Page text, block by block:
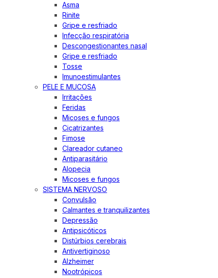
Asma
Rinite
Gripe e resfriado
Infecção respiratória
Descongestionantes nasal
Gripe e resfriado
Tosse
Imunoestimulantes
PELE E MUCOSA
Irritações
Feridas
Micoses e fungos
Cicatrizantes
Fimose
Clareador cutaneo
Antiparasitário
Alopecia
Micoses e fungos
SISTEMA NERVOSO
Convulsão
Calmantes e tranquilizantes
Depressão
Antipsicóticos
Distúrbios cerebrais
Antivertiginoso
Alzheimer
Nootrópicos